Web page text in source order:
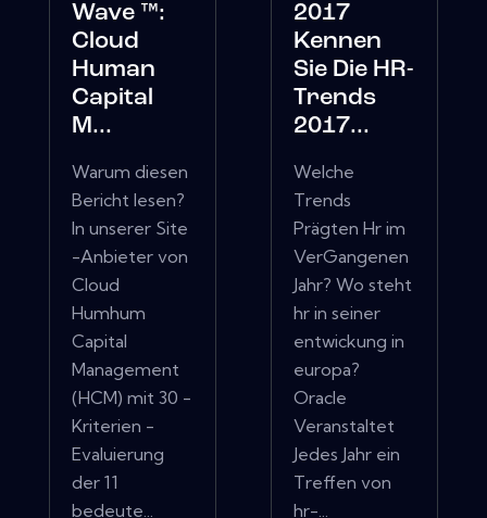
Wave ™:
Cloud
Human
Capital
M...
Warum diesen
Bericht lesen?
In unserer Site
-Anbieter von
Cloud
Humhum
Capital
Management
(HCM) mit 30 -
Kriterien -
Evaluierung
der 11
bedeute...
2017
Kennen
Sie Die HR-
Trends
2017...
Welche
Trends
Prägten Hr im
VerGangenen
Jahr? Wo steht
hr in seiner
entwickung in
europa?
Oracle
Veranstaltet
Jedes Jahr ein
Treffen von
hr-...